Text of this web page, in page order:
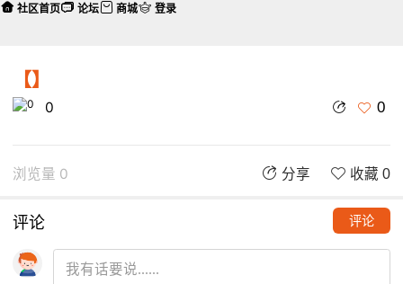
【】
0 0
浏览量 0 分享 收藏 0
评论 评论
社区首页 论坛 商城 登录